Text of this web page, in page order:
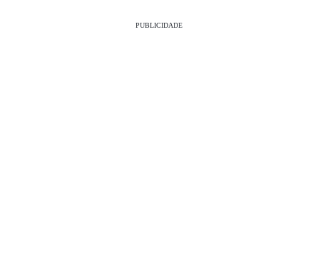
PUBLICIDADE